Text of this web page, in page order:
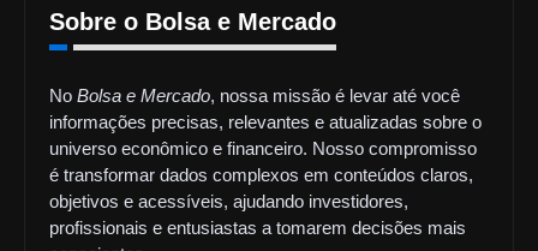
Sobre o Bolsa e Mercado
No Bolsa e Mercado, nossa missão é levar até você
informações precisas, relevantes e atualizadas sobre o
universo econômico e financeiro. Nosso compromisso
é transformar dados complexos em conteúdos claros,
objetivos e acessíveis, ajudando investidores,
profissionais e entusiastas a tomarem decisões mais